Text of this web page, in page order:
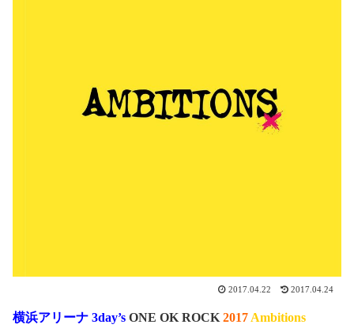
2017.04.22 2017.04.24
横浜アリーナ 3day’s ONE OK ROCK 2017 Ambitions